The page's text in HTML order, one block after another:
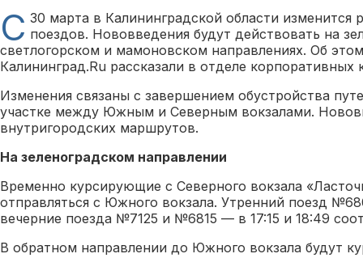
С 30 марта в Калининградской области изменится
поездов. Нововведения будут действовать на
светлогорском и мамоновском направлениях. Об
Калининград.Ru рассказали в отделе
Изменения связаны с завершением обустройства
участке между Южным и Северным вокзалами.
внутригородских маршрутов.
На зеленоградском направлении
Временно курсирующие с Северного вокзала
отправляться с Южного вокзала. Утренний поезд
вечерние поезда №7125 и №6815 — в 17:15 и 18:49
В обратном направлении до Южного вокзала будут